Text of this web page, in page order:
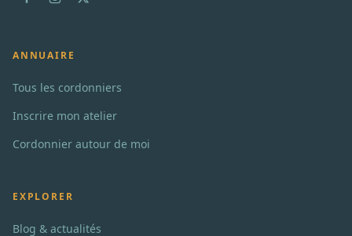
ANNUAIRE
Tous les cordonniers
Inscrire mon atelier
Cordonnier autour de moi
EXPLORER
Blog & actualités